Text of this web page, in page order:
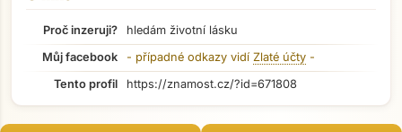
Proč inzeruji?
hledám životní lásku
Můj facebook
- případné odkazy vidí Zlaté účty -
Tento profil
https://znamost.cz/?id=671808